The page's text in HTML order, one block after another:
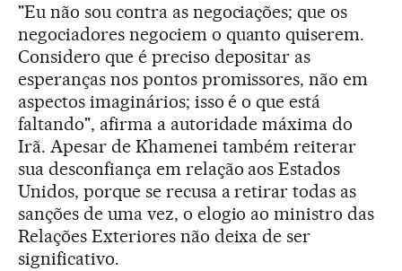
"Eu não sou contra as negociações; que os
negociadores negociem o quanto quiserem.
Considero que é preciso depositar as
esperanças nos pontos promissores, não em
aspectos imaginários; isso é o que está
faltando", afirma a autoridade máxima do
Irã. Apesar de Khamenei também reiterar
sua desconfiança em relação aos Estados
Unidos, porque se recusa a retirar todas as
sanções de uma vez, o elogio ao ministro das
Relações Exteriores não deixa de ser
significativo.